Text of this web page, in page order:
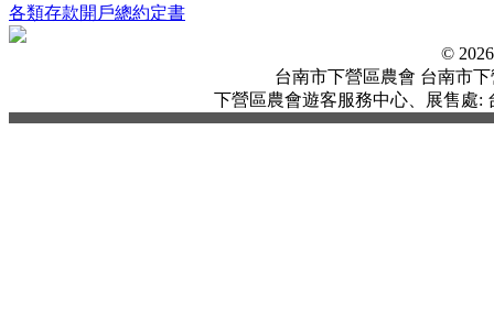
各類存款開戶總約定書
©
台南市下營區農會 台南市下
下營區農會遊客服務中心、展售處: